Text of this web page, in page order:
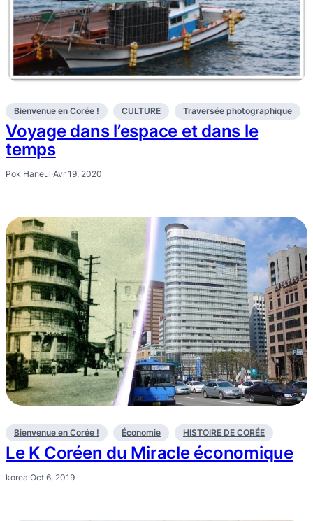
Bienvenue en Corée ! CULTURE Traversée photographique
Voyage dans l’espace et dans le
temps
Pok Haneul·Avr 19, 2020
Bienvenue en Corée ! Économie HISTOIRE DE CORÉE
Le K Coréen du Miracle économique
korea·Oct 6, 2019